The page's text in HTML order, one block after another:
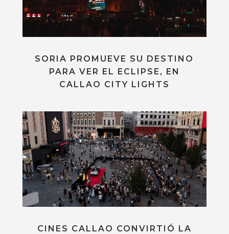
SORIA PROMUEVE SU DESTINO
PARA VER EL ECLIPSE, EN
CALLAO CITY LIGHTS
CINES CALLAO CONVIRTIÓ LA